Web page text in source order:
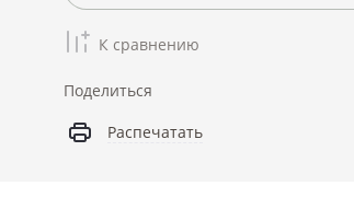
К сравнению
Поделиться
Распечатать